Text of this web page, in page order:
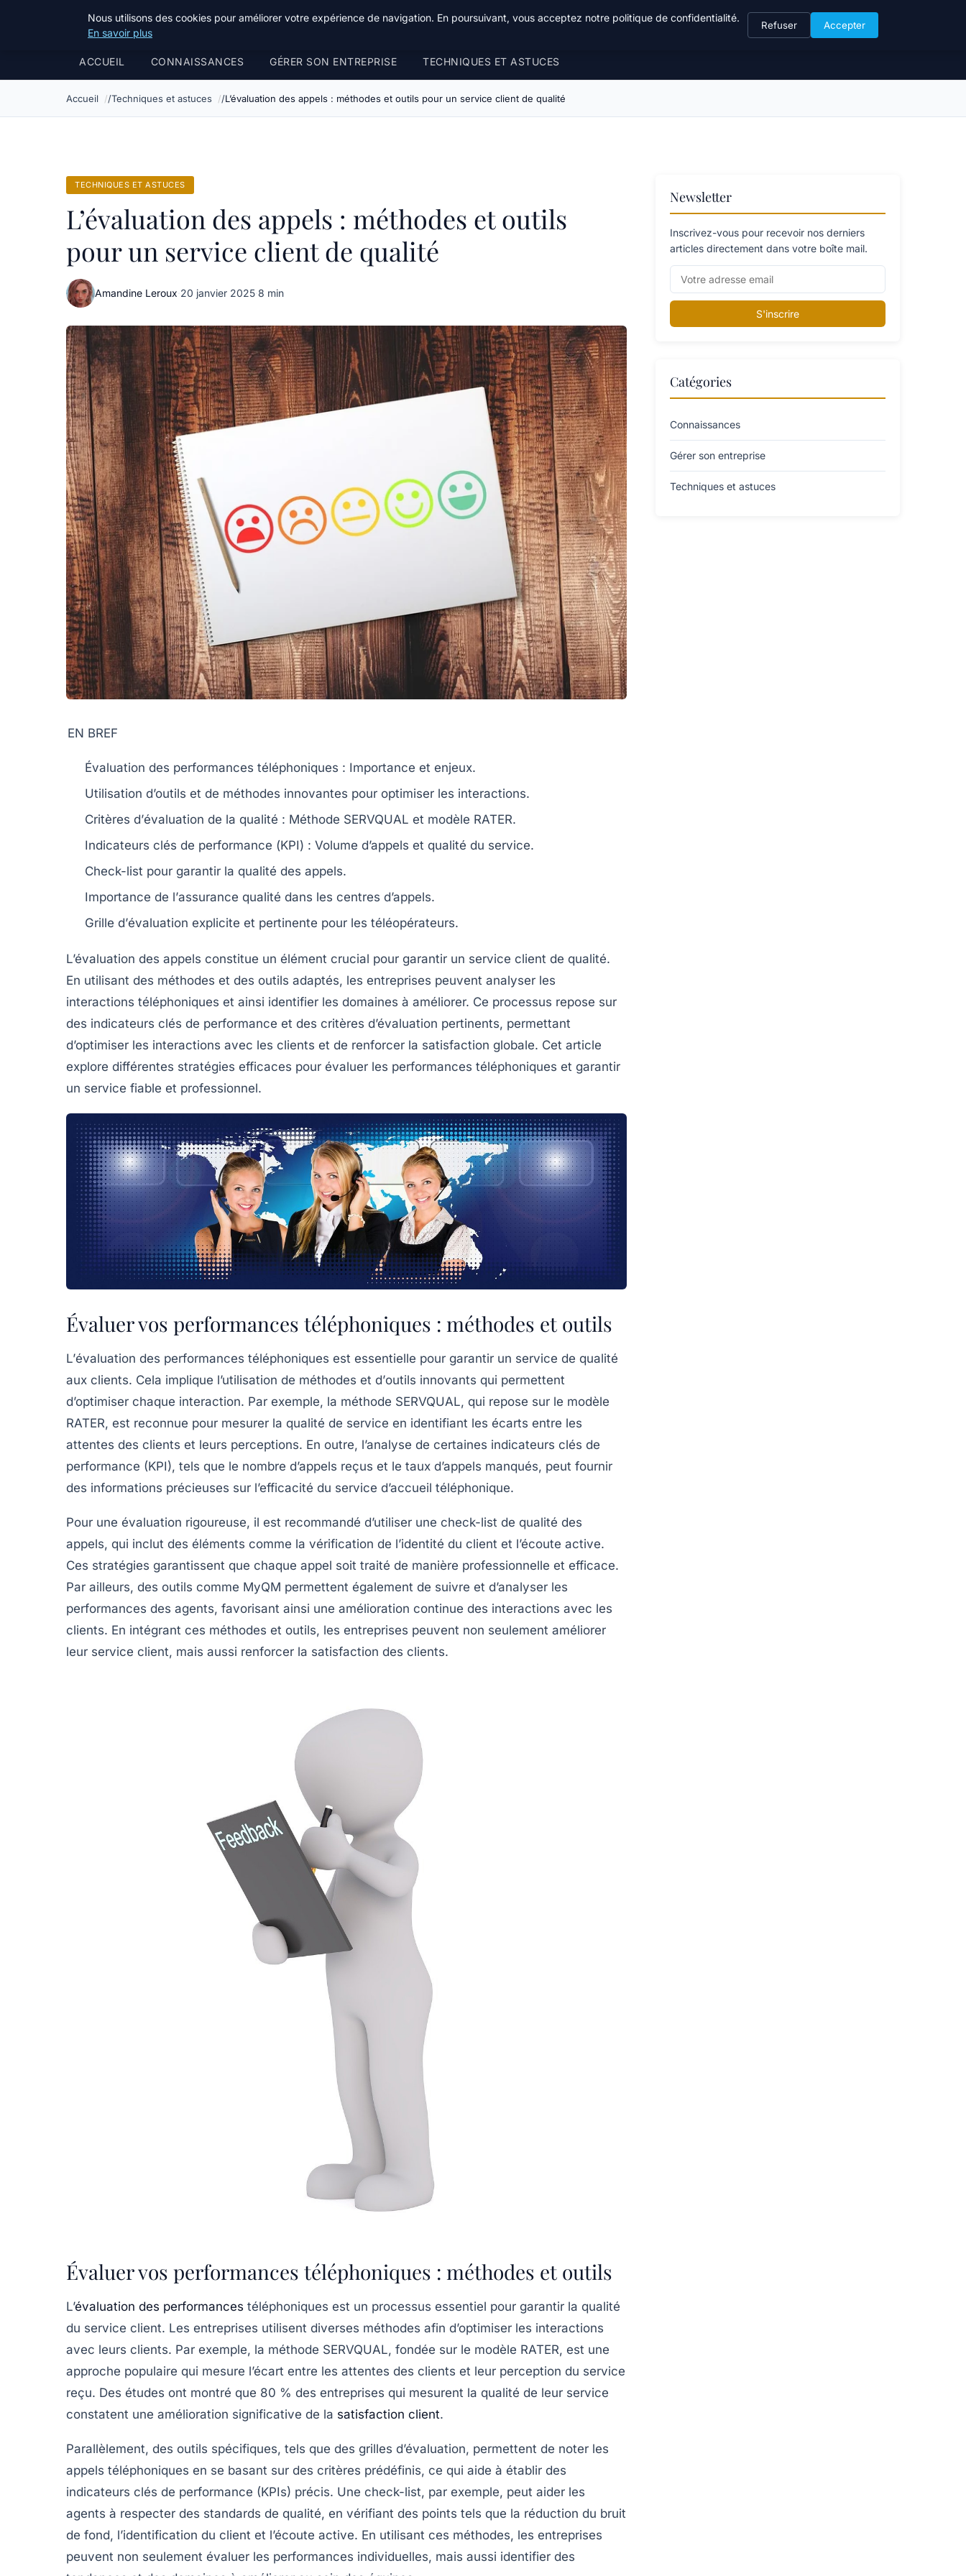
Bible Telemarketing
ACCUEIL CONNAISSANCES GÉRER SON ENTREPRISE TECHNIQUES ET ASTUCES
Accueil Techniques et astuces L’évaluation des appels : méthodes et outils pour un service client de qualité
TECHNIQUES ET ASTUCES
L’évaluation des appels : méthodes et outils
pour un service client de qualité
Amandine Leroux·20 janvier 2025·8 min
EN BREF
Évaluation des performances téléphoniques : Importance et enjeux.
Utilisation d’outils et de méthodes innovantes pour optimiser les interactions.
Critères d’évaluation de la qualité : Méthode SERVQUAL et modèle RATER.
Indicateurs clés de performance (KPI) : Volume d’appels et qualité du service.
Check-list pour garantir la qualité des appels.
Importance de l’assurance qualité dans les centres d’appels.
Grille d’évaluation explicite et pertinente pour les téléopérateurs.
L’évaluation des appels constitue un élément crucial pour garantir un service client de qualité.
En utilisant des méthodes et des outils adaptés, les entreprises peuvent analyser les
interactions téléphoniques et ainsi identifier les domaines à améliorer. Ce processus repose sur
des indicateurs clés de performance et des critères d’évaluation pertinents, permettant
d’optimiser les interactions avec les clients et de renforcer la satisfaction globale. Cet article
explore différentes stratégies efficaces pour évaluer les performances téléphoniques et garantir
un service fiable et professionnel.
Évaluer vos performances téléphoniques : méthodes et outils
L’évaluation des performances téléphoniques est essentielle pour garantir un service de qualité
aux clients. Cela implique l’utilisation de méthodes et d’outils innovants qui permettent
d’optimiser chaque interaction. Par exemple, la méthode SERVQUAL, qui repose sur le modèle
RATER, est reconnue pour mesurer la qualité de service en identifiant les écarts entre les
attentes des clients et leurs perceptions. En outre, l’analyse de certaines indicateurs clés de
performance (KPI), tels que le nombre d’appels reçus et le taux d’appels manqués, peut fournir
des informations précieuses sur l’efficacité du service d’accueil téléphonique.
Pour une évaluation rigoureuse, il est recommandé d’utiliser une check-list de qualité des
appels, qui inclut des éléments comme la vérification de l’identité du client et l’écoute active.
Ces stratégies garantissent que chaque appel soit traité de manière professionnelle et efficace.
Par ailleurs, des outils comme MyQM permettent également de suivre et d’analyser les
performances des agents, favorisant ainsi une amélioration continue des interactions avec les
clients. En intégrant ces méthodes et outils, les entreprises peuvent non seulement améliorer
leur service client, mais aussi renforcer la satisfaction des clients.
Évaluer vos performances téléphoniques : méthodes et outils
L’évaluation des performances téléphoniques est un processus essentiel pour garantir la qualité
du service client. Les entreprises utilisent diverses méthodes afin d’optimiser les interactions
avec leurs clients. Par exemple, la méthode SERVQUAL, fondée sur le modèle RATER, est une
approche populaire qui mesure l’écart entre les attentes des clients et leur perception du service
reçu. Des études ont montré que 80 % des entreprises qui mesurent la qualité de leur service
constatent une amélioration significative de la satisfaction client.
Parallèlement, des outils spécifiques, tels que des grilles d’évaluation, permettent de noter les
appels téléphoniques en se basant sur des critères prédéfinis, ce qui aide à établir des
indicateurs clés de performance (KPIs) précis. Une check-list, par exemple, peut aider les
agents à respecter des standards de qualité, en vérifiant des points tels que la réduction du bruit
de fond, l’identification du client et l’écoute active. En utilisant ces méthodes, les entreprises
peuvent non seulement évaluer les performances individuelles, mais aussi identifier des
Newsletter
Inscrivez-vous pour recevoir nos derniers
articles directement dans votre boîte mail.
S'inscrire
Catégories
Connaissances
Gérer son entreprise
Techniques et astuces
Nous utilisons des cookies pour améliorer votre expérience de navigation. En poursuivant, vous acceptez notre politique de confidentialité.
En savoir plus
Refuser Accepter